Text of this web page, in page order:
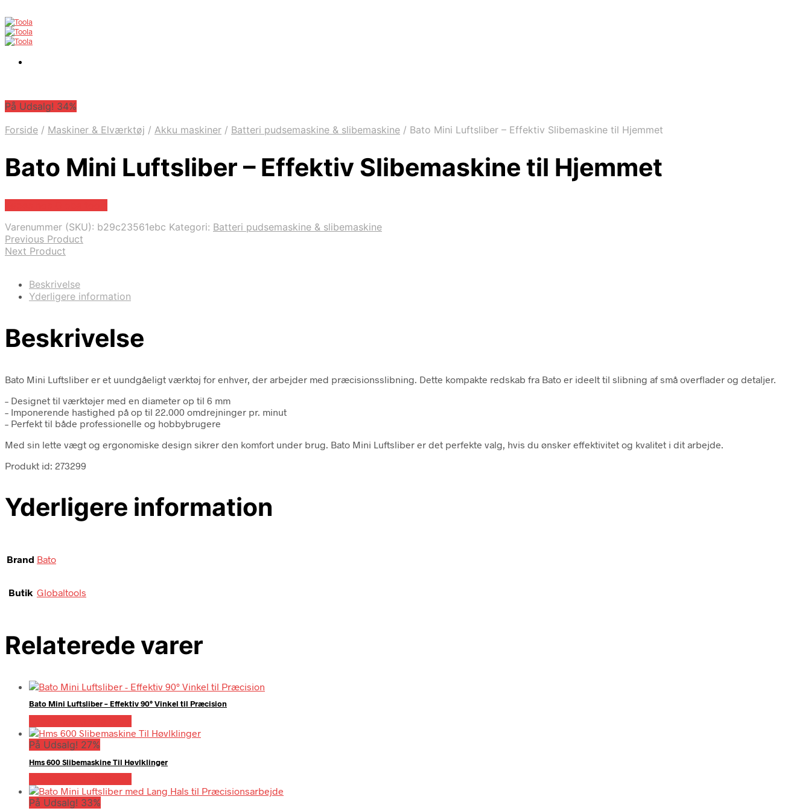
På Udsalg! 34%
Forside / Maskiner & Elværktøj / Akku maskiner / Batteri pudsemaskine & slibemaskine / Bato Mini Luftsliber – Effektiv Slibemaskine til Hjemmet
Bato Mini Luftsliber – Effektiv Slibemaskine til Hjemmet
Varenummer (SKU): b29c23561ebc Kategori: Batteri pudsemaskine & slibemaskine
Previous Product
Next Product
Beskrivelse
Yderligere information
Beskrivelse
Bato Mini Luftsliber er et uundgåeligt værktøj for enhver, der arbejder med præcisionsslibning. Dette kompakte redskab fra Bato er ideelt til slibning af små overflader og detaljer.
– Designet til værktøjer med en diameter op til 6 mm
– Imponerende hastighed på op til 22.000 omdrejninger pr. minut
– Perfekt til både professionelle og hobbybrugere
Med sin lette vægt og ergonomiske design sikrer den komfort under brug. Bato Mini Luftsliber er det perfekte valg, hvis du ønsker effektivitet og kvalitet i dit arbejde.
Produkt id: 273299
Yderligere information
Brand Bato
Butik Globaltools
Relaterede varer
Bato Mini Luftsliber – Effektiv 90° Vinkel til Præcision
På Udsalg! 27%
Hms 600 Slibemaskine Til Høvlklinger
På Udsalg! 33%